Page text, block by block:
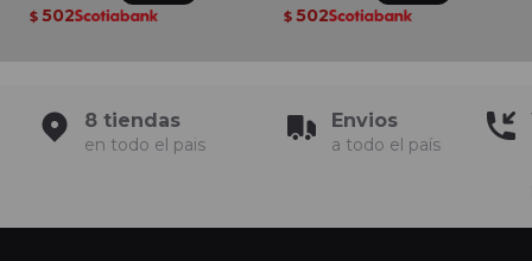
$ 502 $ 502
8 tiendas
en todo el pais
Envios
a todo el país